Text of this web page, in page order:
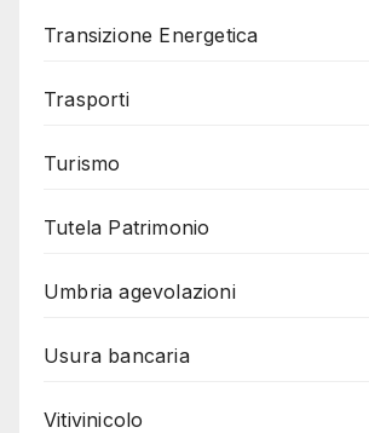
Transizione Energetica
Trasporti
Turismo
Tutela Patrimonio
Umbria agevolazioni
Usura bancaria
Vitivinicolo